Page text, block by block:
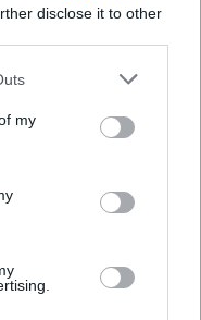
disclose it to other
one or more Google
You may click to
third-party tags to
in below Google
my